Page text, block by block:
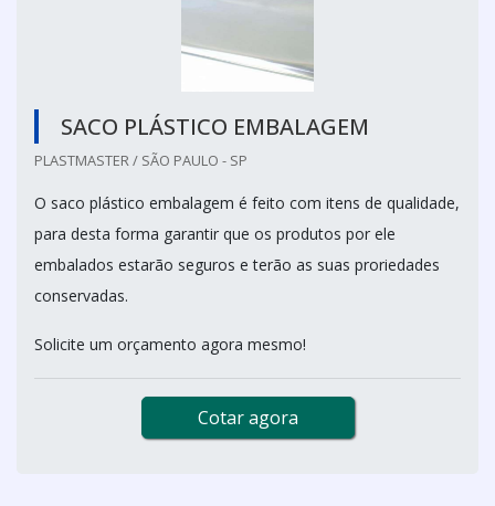
SACO PLÁSTICO EMBALAGEM
PLASTMASTER / SÃO PAULO - SP
O saco plástico embalagem é feito com itens de qualidade,
para desta forma garantir que os produtos por ele
embalados estarão seguros e terão as suas proriedades
conservadas.
Solicite um orçamento agora mesmo!
Cotar agora